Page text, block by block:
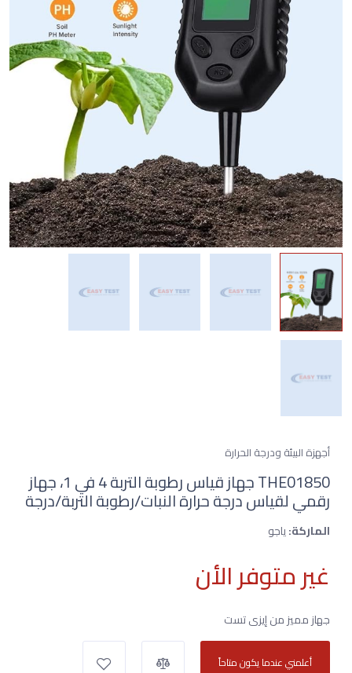
أجهزة البيئة ودرجة الحرارة
THE01850 جهاز قياس رطوبة التربة 4 في 1، جهاز
رقمي لقياس درجة حرارة النبات/رطوبة التربة/درجة
الماركة:ياجو
غير متوفر الأن
جهاز مميز من إيزى تست
أعلمني عندما يكون متاحاً